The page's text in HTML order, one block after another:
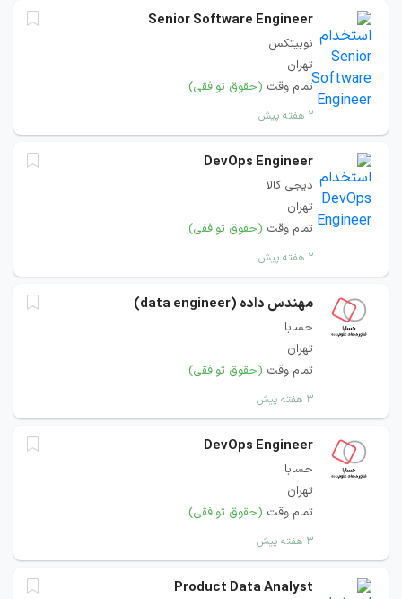
Senior Software Engineer
نوبیتکس
تهران
تمام وقت (حقوق توافقی)
۲ هفته پیش
DevOps Engineer
دیجی کالا
تهران
تمام وقت (حقوق توافقی)
۲ هفته پیش
مهندس داده (data engineer)
حسابا
تهران
تمام وقت (حقوق توافقی)
۳ هفته پیش
DevOps Engineer
حسابا
تهران
تمام وقت (حقوق توافقی)
۳ هفته پیش
Product Data Analyst